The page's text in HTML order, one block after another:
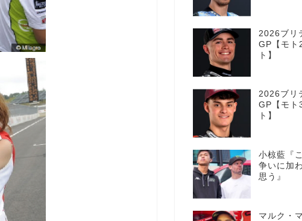
2026ブリ
GP【モト
ト】
2026ブリ
GP【モト
ト】
小椋藍『
争いに加
思う』
マルク・